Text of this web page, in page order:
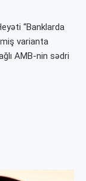
“Banklarda
varianta
AMB-nin sədri